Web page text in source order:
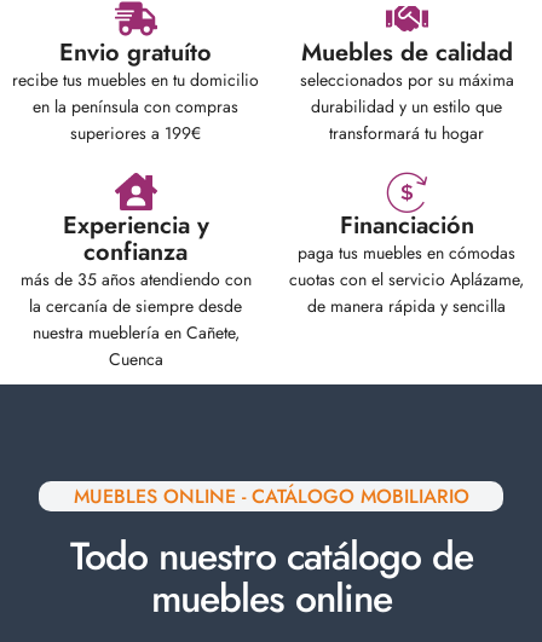
Envio gratuíto
recibe tus muebles en tu domicilio
en la península con compras
superiores a 199€
Muebles de calidad
seleccionados por su máxima
durabilidad y un estilo que
transformará tu hogar
Experiencia y
confianza
más de 35 años atendiendo con
la cercanía de siempre desde
nuestra mueblería en Cañete,
Cuenca
Financiación
paga tus muebles en cómodas
cuotas con el servicio Aplázame,
de manera rápida y sencilla
MUEBLES ONLINE - CATÁLOGO MOBILIARIO
Todo nuestro catálogo de
muebles online